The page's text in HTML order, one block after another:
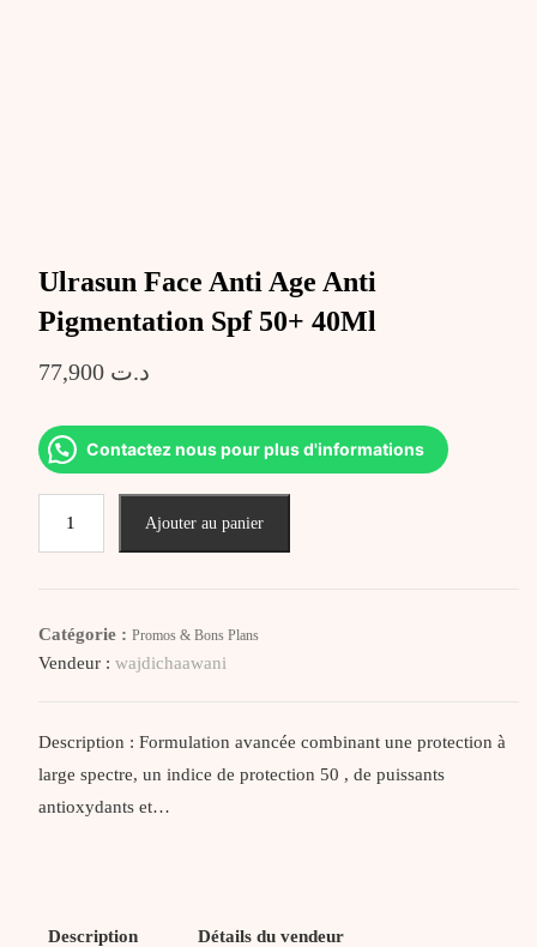
Ulrasun Face Anti Age Anti
Pigmentation Spf 50+ 40Ml
د.ت 77,900
Contactez nous pour plus d'informations
Spf
50+
Ajouter au panier
Catégorie : Promos & Bons Plans
Vendeur : wajdichaawani
Description : Formulation avancée combinant une protection à
large spectre, un indice de protection 50 , de puissants
antioxydants et…
Description Détails du vendeur